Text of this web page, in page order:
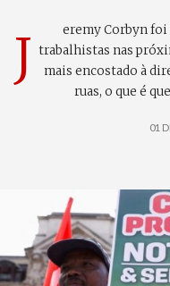
J
eremy Corbyn foi
trabalhistas nas
mais encostado à
ruas, o que é
01